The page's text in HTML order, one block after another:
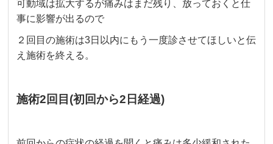
可動域は拡大するが痛みはまだ残り、放っておくと仕
事に影響が出るので
２回目の施術は3日以内にもう一度診させてほしいと伝
え施術を終える。
施術2回目(初回から2日経過)